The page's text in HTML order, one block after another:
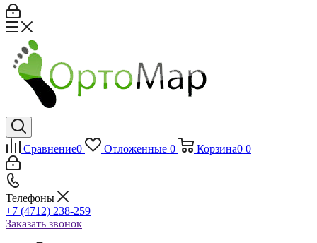
Сравнение0 Отложенные 0 Корзина0 0
Телефоны
+7 (4712) 238-259
Заказать звонок